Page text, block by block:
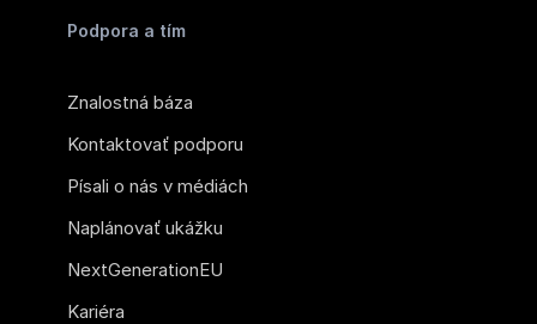
Podpora a tím
Znalostná báza
Kontaktovať podporu
Písali o nás v médiách
Naplánovať ukážku
NextGenerationEU
Kariéra